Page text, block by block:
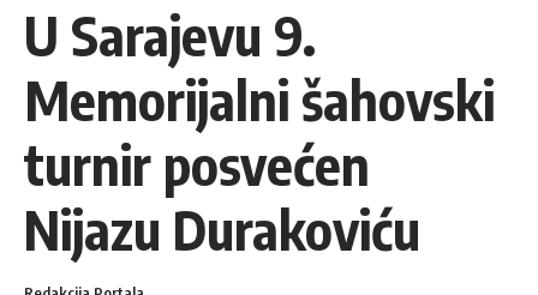
U Sarajevu 9.
Memorijalni šahovski
turnir posvećen
Nijazu Durakoviću